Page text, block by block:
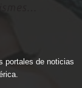
portales de noticias